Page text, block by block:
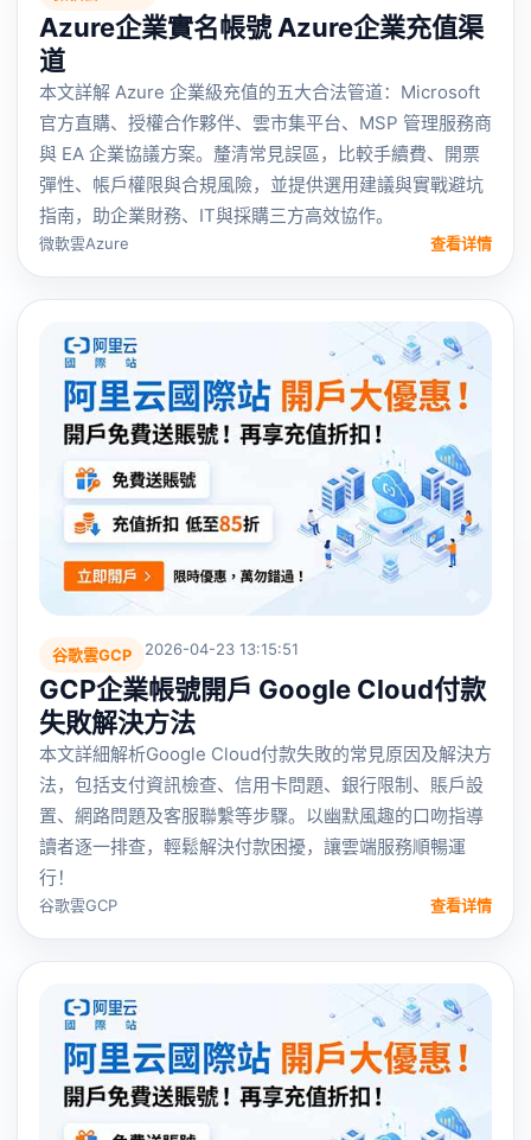
Azure企業實名帳號 Azure企業充值渠
道
本文詳解 Azure 企業級充值的五大合法管道：Microsoft
官方直購、授權合作夥伴、雲市集平台、MSP 管理服務商
與 EA 企業協議方案。釐清常見誤區，比較手續費、開票
彈性、帳戶權限與合規風險，並提供選用建議與實戰避坑
指南，助企業財務、IT與採購三方高效協作。
微軟雲Azure 查看详情
谷歌雲GCP 2026-04-23 13:15:51
GCP企業帳號開戶 Google Cloud付款
失敗解決方法
本文詳細解析Google Cloud付款失敗的常見原因及解決方
法，包括支付資訊檢查、信用卡問題、銀行限制、賬戶設
置、網路問題及客服聯繫等步驟。以幽默風趣的口吻指導
讀者逐一排查，輕鬆解決付款困擾，讓雲端服務順暢運
行！
谷歌雲GCP 查看详情